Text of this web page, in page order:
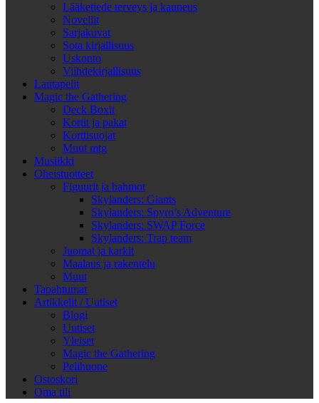
Lääketiede terveys ja kauneus
Novellit
Sarjakuvat
Sota kirjallisuus
Uskonto
Viihdekirjallisuus
Lautapelit
Magic the Gathering
Deck Boxit
Kortit ja pakat
Korttisuojat
Muut mtg
Musiikki
Oheistuotteet
Figuurit ja hahmot
Skylanders: Giants
Skylanders: Spyro’s Adventure
Skylanders: SWAP Force
Skylanders: Trap team
Juomat ja karkit
Maalaus ja rakentelu
Muut
Tapahtumat
Artikkelit / Uutiset
Blogi
Uutiset
Yleiset
Magic the Gathering
Pelihuone
Ostoskori
Oma tili